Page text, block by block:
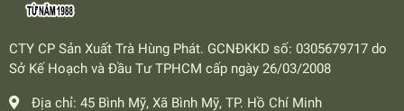
CTY CP Sản Xuất Trà Hùng Phát. GCNĐKKD số: 0305679717 do
Sở Kế Hoạch và Đầu Tư TPHCM cấp ngày 26/03/2008
Địa chỉ: 45 Bình Mỹ, Xã Bình Mỹ, TP. Hồ Chí Minh